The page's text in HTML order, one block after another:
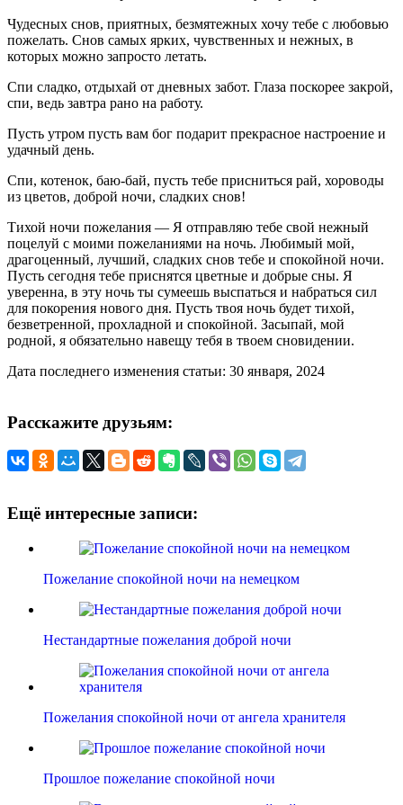
Чудесных снов, приятных, безмятежных хочу тебе с любовью
пожелать. Снов самых ярких, чувственных и нежных, в
которых можно запросто летать.
Спи сладко, отдыхай от дневных забот. Глаза поскорее закрой,
спи, ведь завтра рано на работу.
Пусть утром пусть вам бог подарит прекрасное настроение и
удачный день.
Спи, котенок, баю-бай, пусть тебе присниться рай, хороводы
из цветов, доброй ночи, сладких снов!
Тихой ночи пожелания — Я отправляю тебе свой нежный
поцелуй с моими пожеланиями на ночь. Любимый мой,
драгоценный, лучший, сладких снов тебе и спокойной ночи.
Пусть сегодня тебе приснятся цветные и добрые сны. Я
уверенна, в эту ночь ты сумеешь выспаться и набраться сил
для покорения нового дня. Пусть твоя ночь будет тихой,
безветренной, прохладной и спокойной. Засыпай, мой
родной, я обязательно навещу тебя в твоем сновидении.
Дата последнего изменения статьи: 30 января, 2024
Расскажите друзьям:
Ещё интересные записи:
Пожелание спокойной ночи на немецком
Нестандартные пожелания доброй ночи
Пожелания спокойной ночи от ангела хранителя
Прошлое пожелание спокойной ночи